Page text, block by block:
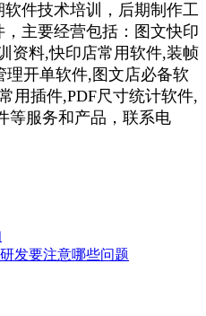
件技术培训，后期制作工
主要经营包括：图文快印
资料,快印店常用软件,装帧
理开单软件,图文店必备软
用插件,PDF尺寸统计软件,
等服务和产品，联系电
发要注意哪些问题